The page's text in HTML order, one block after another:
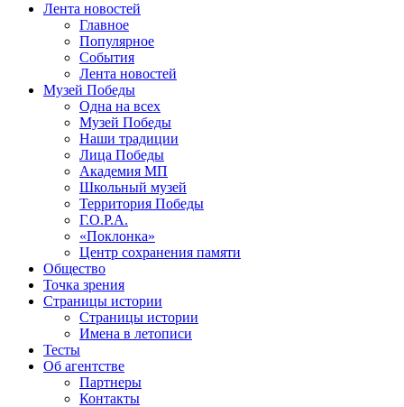
Лента новостей
Главное
Популярное
События
Лента новостей
Музей Победы
Одна на всех
Музей Победы
Наши традиции
Лица Победы
Академия МП
Школьный музей
Территория Победы
Г.О.Р.А.
«Поклонка»
Центр сохранения памяти
Общество
Точка зрения
Страницы истории
Страницы истории
Имена в летописи
Тесты
Об агентстве
Партнеры
Контакты